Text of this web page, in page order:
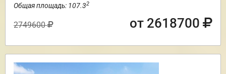
Общая площадь: 107.32
2749600 от 2618700